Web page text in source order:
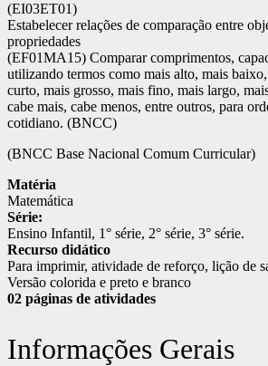
(EI03ET01)
Estabelecer relações de comparação entre
propriedades
(EF01MA15) Comparar comprimentos,
utilizando termos como mais alto, mais
curto, mais grosso, mais fino, mais largo,
cabe mais, cabe menos, entre outros, para
cotidiano. (BNCC)
(BNCC Base Nacional Comum Curricular)
Matéria
Matemática
Série:
Ensino Infantil, 1° série, 2° série, 3° série.
Recurso didático
Para imprimir, atividade de reforço, lição de
Versão colorida e preto e branco
02 páginas de atividades
Informações Gerais